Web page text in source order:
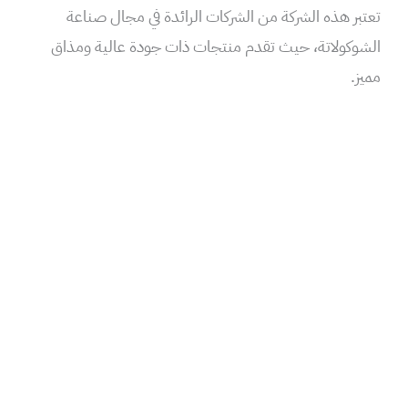
تعتبر هذه الشركة من الشركات الرائدة في مجال صناعة
الشوكولاتة، حيث تقدم منتجات ذات جودة عالية ومذاق
مميز.